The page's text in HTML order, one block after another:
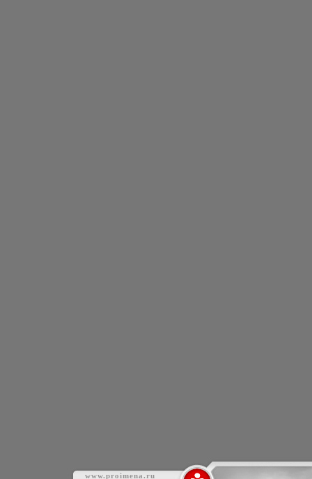
www.proimena.ru